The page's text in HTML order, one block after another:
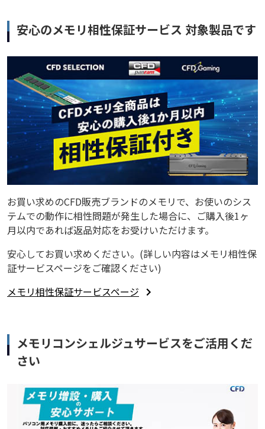
安心のメモリ相性保証サービス 対象製品です
お買い求めのCFD販売ブランドのメモリで、お使いのシス
テムでの動作に相性問題が発生した場合に、ご購入後1ヶ
月以内であれば返品対応をお受けいただけます。
安心してお買い求めください。(詳しい内容はメモリ相性保
証サービスページをご確認ください)
メモリ相性保証サービスページ
メモリコンシェルジュサービスをご活用くだ
さい